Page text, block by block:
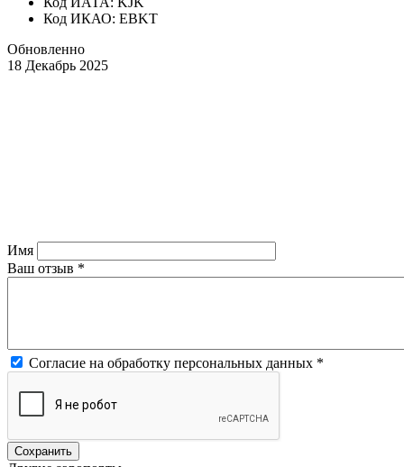
Код ИКАО: EBKT
Обновленно
18 Декабрь 2025
Имя
Ваш отзыв *
Согласие на обработку персональных данных *